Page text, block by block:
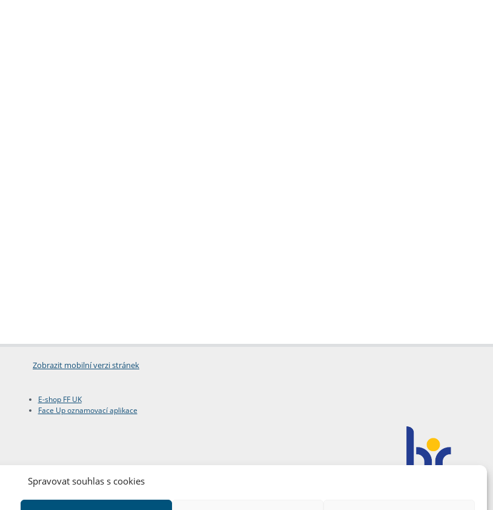
Spravovat souhlas s cookies
Zobrazit mobilní verzi stránek
E-shop FF UK
Face Up oznamovací aplikace